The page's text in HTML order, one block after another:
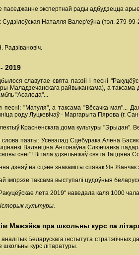
экспертнай рады адбудзецца
Судзілоўская Наталля Валер'еўна (тэл. 279-
Радзівановіч.
2019
славутае свята паэзіі і песні
Маладзечанскага райвыканкама), а
"Асалода"...
песні: "Матуля", а таксама "Вёсачка мая"...
роду Луцкевічаў - Маргарыта Пярова (г.
Красненскага дома культуры "Эрыдан".
паэты: Усевалад Сцебурака Алена
Валянціна Антонаўна Слюнчанка
снег"! Вітала удзельнікаў свята Таццяна
дзеяў на сцэне знакаміты спявак Ян Жанчак
імпрэзе таксама выступалі цудоўныя
лета 2019" наведала каля 1000
культуры.
Мажэйка пра школьны курс па
аналітык Беларускага інстытута стратэгічных
школьны курс літаратуры.